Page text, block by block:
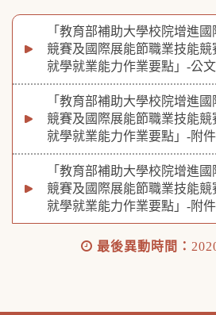
「教育部補助大學校院增進國
競賽及國際展能節職業技能競
就學就業能力作業要點」-公文
「教育部補助大學校院增進國
競賽及國際展能節職業技能競
就學就業能力作業要點」-附
「教育部補助大學校院增進國
競賽及國際展能節職業技能競
就學就業能力作業要點」-附
最後異動時間：